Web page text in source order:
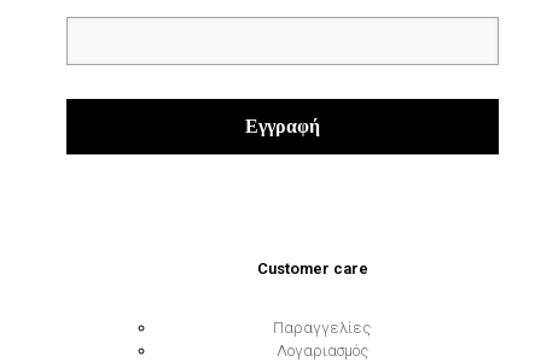
Customer care
Παραγγελίες
Λογαριασμός